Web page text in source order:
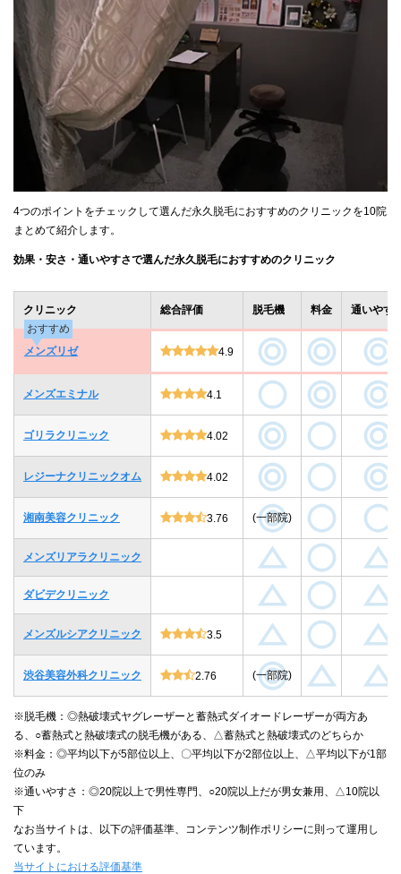
4つのポイントをチェックして選んだ永久脱毛におすすめのクリニックを10院
まとめて紹介します。
効果・安さ・通いやすさで選んだ永久脱毛におすすめのクリニック
クリニック 総合評価 脱毛機 料金
通いやす
おすすめ
メンズリゼ
4.9
メンズエミナル 4.1
ゴリラクリニック 4.02
レジーナクリニックオム 4.02
湘南美容クリニック 3.76 (一部院)
メンズリアラクリニック
ダビデクリニック
メンズルシアクリニック 3.5
渋谷美容外科クリニック 2.76 (一部院)
※脱毛機：◎熱破壊式ヤグレーザーと蓄熱式ダイオードレーザーが両方あ
る、○蓄熱式と熱破壊式の脱毛機がある、△蓄熱式と熱破壊式のどちらか
※料金：◎平均以下が5部位以上、〇平均以下が2部位以上、△平均以下が1部
位のみ
※通いやすさ：◎20院以上で男性専門、○20院以上だが男女兼用、△10院以
下
なお当サイトは、以下の評価基準、コンテンツ制作ポリシーに則って運用し
ています。
当サイトにおける評価基準